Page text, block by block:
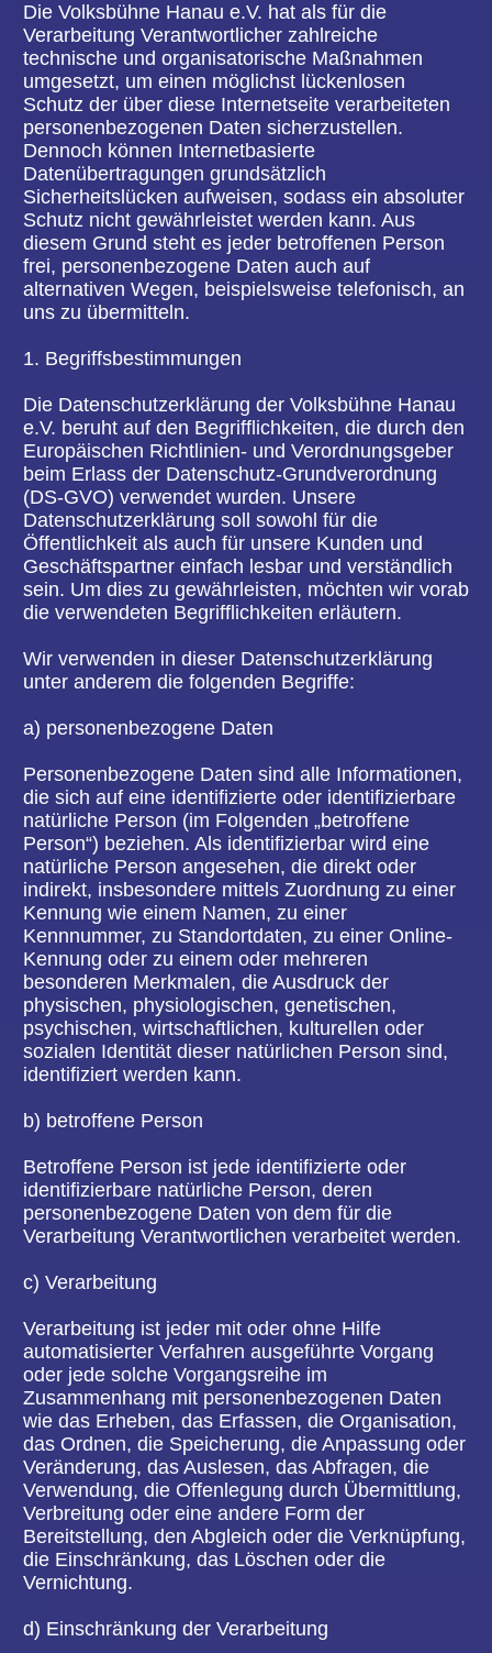
(DS-GVO) verwendet wurden. Unsere
Datenschutzerklärung soll sowohl für die
Öffentlichkeit als auch für unsere Kunden und
Geschäftspartner einfach lesbar und verständlich
sein. Um dies zu gewährleisten, möchten wir vorab
die verwendeten Begrifflichkeiten erläutern.
Wir verwenden in dieser Datenschutzerklärung
unter anderem die folgenden Begriffe:
a) personenbezogene Daten
Personenbezogene Daten sind alle Informationen,
die sich auf eine identifizierte oder identifizierbare
natürliche Person (im Folgenden „betroffene
Person“) beziehen. Als identifizierbar wird eine
natürliche Person angesehen, die direkt oder
indirekt, insbesondere mittels Zuordnung zu einer
Kennung wie einem Namen, zu einer
Kennnummer, zu Standortdaten, zu einer Online-
besonderen Merkmalen, die Ausdruck der
physischen, physiologischen, genetischen,
sozialen Identität dieser natürlichen Person sind,
identifiziert werden kann.
b) betroffene Person
Betroffene Person ist jede identifizierte oder
identifizierbare natürliche Person, deren
personenbezogene Daten von dem für die
Verarbeitung Verantwortlichen verarbeitet werden.
c) Verarbeitung
Verarbeitung ist jeder mit oder ohne Hilfe
automatisierter Verfahren ausgeführte Vorgang
Zusammenhang mit personenbezogenen Daten
wie das Erheben, das Erfassen, die Organisation,
das Ordnen, die Speicherung, die Anpassung oder
Verwendung, die Offenlegung durch Übermittlung,
Verbreitung oder eine andere Form der
die Einschränkung, das Löschen oder die
Vernichtung.
d) Einschränkung der Verarbeitung
Einschränkung der Verarbeitung ist die Markierung
gespeicherter personenbezogener Daten mit dem
Ziel, ihre künftige Verarbeitung einzuschränken.
e) Profiling
Profiling ist jede Art der automatisierten
Verarbeitung personenbezogener Daten, die darin
besteht, dass diese personenbezogenen Daten
verwendet werden, um bestimmte persönliche
Aspekte, die sich auf eine natürliche Person
beziehen, zu bewerten, insbesondere, um Aspekte
bezüglich Arbeitsleistung, wirtschaftlicher Lage,
Gesundheit, persönlicher Vorlieben, Interessen,
Zuverlässigkeit, Verhalten, Aufenthaltsort oder
analysieren oder vorherzusagen.
Pseudonymisierung ist die Verarbeitung
personenbezogener Daten in einer Weise, auf
welche die personenbezogenen Daten ohne
Hinzuziehung zusätzlicher Informationen nicht
mehr einer spezifischen betroffenen Person
zusätzlichen Informationen gesondert aufbewahrt
werden und technischen und organisatorischen
die personenbezogenen Daten nicht einer
identifizierten oder identifizierbaren natürlichen
Person zugewiesen werden.
g) Verantwortlicher oder für die Verarbeitung
Verantwortlicher
Verantwortlicher oder für die Verarbeitung
Verantwortlicher ist die natürliche oder juristische
Person, Behörde, Einrichtung oder andere Stelle,
die allein oder gemeinsam mit anderen über die
Zwecke und Mittel der Verarbeitung von
personenbezogenen Daten entscheidet. Sind die
Zwecke und Mittel dieser Verarbeitung durch das
Unionsrecht oder das Recht der Mitgliedstaaten
vorgegeben, so kann der Verantwortliche
beziehungsweise können die bestimmten Kriterien
dem Recht der Mitgliedstaaten vorgesehen
werden.